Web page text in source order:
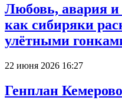
Любовь, авария
как сибиряки
улётными
22 июня 2026 16:27
Генплан